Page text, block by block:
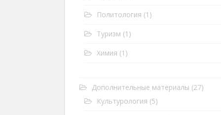
Политология (1)
Туризм (1)
Химия (1)
Дополнительные материалы (27)
Культурология (5)